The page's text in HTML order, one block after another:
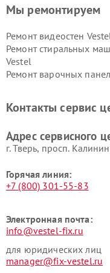
Мы ремонтируем
Ремонт видеостен
Ремонт стиральных
Vestel
Ремонт варочных
Контакты сервис
Адрес сервисного
г. Тверь, просп.
Горячая линия:
+7 (800) 301-55-83
Электронная почта:
info@vestel-fix.ru
для юридических лиц
manager@fix-vestel.ru